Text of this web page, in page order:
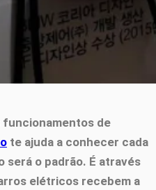
funcionamentos de
te ajuda a conhecer cada
será o padrão. É através
elétricos recebem a